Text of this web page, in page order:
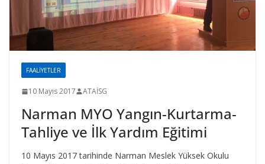
FAALIYETLER
10 Mayıs 2017 ATAİSG
Narman MYO Yangın-Kurtarma-
Tahliye ve İlk Yardım Eğitimi
10 Mayıs 2017 tarihinde Narman Meslek Yüksek Okulu